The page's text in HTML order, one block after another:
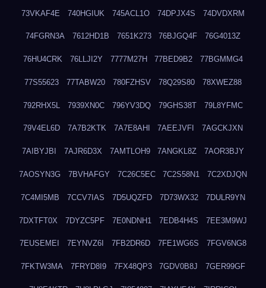
73VKAF4E 740HGIUK 745ACL1O 74DPJX4S 74DVDXRM
74FGRN3A 7612HD1B 7651K273 76BJGQ4F 76G4013Z
76HU4CRK 76LLJI2Y 7777M27H 77BED9B2 77BGMMG4
77S55623 77TABW20 780FZHSV 78Q29S80 78XWEZ88
792RHX5L 7939XN0C 796YV3DQ 79GHS38T 79L8YFMC
79V4EL6D 7A7B2KTK 7A7E8AHI 7AEEJVFI 7AGCKJXN
7AIBYJBI 7AJR6D3X 7AMTLOH9 7ANGKL8Z 7AOR3BJY
7AOSYN3G 7BVHAFGY 7C26C5EC 7C2S58N1 7C2XDJQN
7C4MI5MB 7CCV7IAS 7D5UQZFD 7D73WX32 7DULR9YN
7DXTFT0X 7DYZC5PF 7E0NDNH1 7EDB4H4S 7EE3M9WJ
7EUSEMEI 7EYNVZ6I 7FB2DR6D 7FE1WG6S 7FGV6NG8
7FKTW3MA 7FRYD8I9 7FX48QP3 7GDV0B8J 7GER99GF